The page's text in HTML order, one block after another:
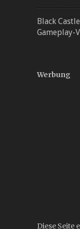
Black
Gameplay-
Werbung
Diese Seite